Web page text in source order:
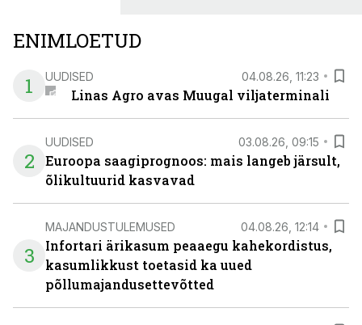
ENIMLOETUD
1
UUDISED 04.08.26, 11:23
Linas Agro avas Muugal viljaterminali
2
UUDISED 03.08.26, 09:15
Euroopa saagiprognoos: mais langeb järsult,
õlikultuurid kasvavad
3
MAJANDUSTULEMUSED 04.08.26, 12:14
Infortari ärikasum peaaegu kahekordistus,
kasumlikkust toetasid ka uued
põllumajandusettevõtted